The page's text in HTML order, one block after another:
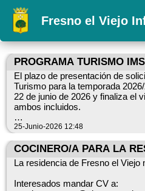
Fresno el Viejo
PROGRAMA TURISMO
El plazo de presentación de
Turismo para la temporada
22 de junio de 2026 y finaliza el
ambos incluidos.
Más información e inscripciones
25-Junio-2026 12:48
COCINERO/A PARA LA
La residencia de Fresno el Viejo
Interesados mandar CV a: